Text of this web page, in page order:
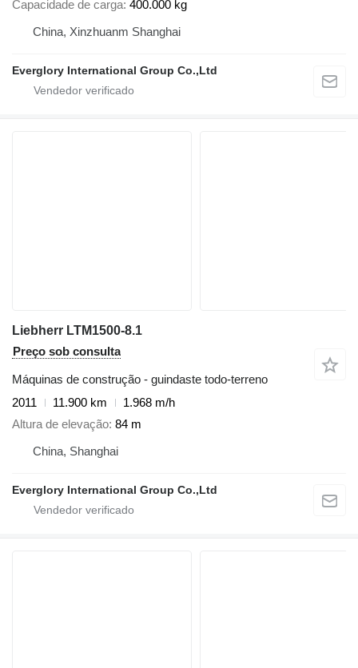
Capacidade de carga 400.000 kg
China, Xinzhuanm Shanghai
Everglory International Group Co.,Ltd
Liebherr LTM1500-8.1
Preço sob consulta
Máquinas de construção - guindaste todo-terreno
2011
11.900 km
1.968 m/h
Altura de elevação 84 m
China, Shanghai
Everglory International Group Co.,Ltd